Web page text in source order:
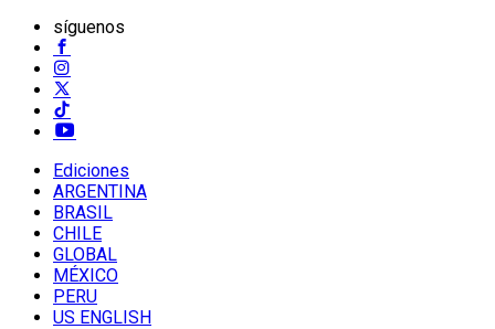
síguenos
Ediciones
ARGENTINA
BRASIL
CHILE
GLOBAL
MÉXICO
PERU
US ENGLISH